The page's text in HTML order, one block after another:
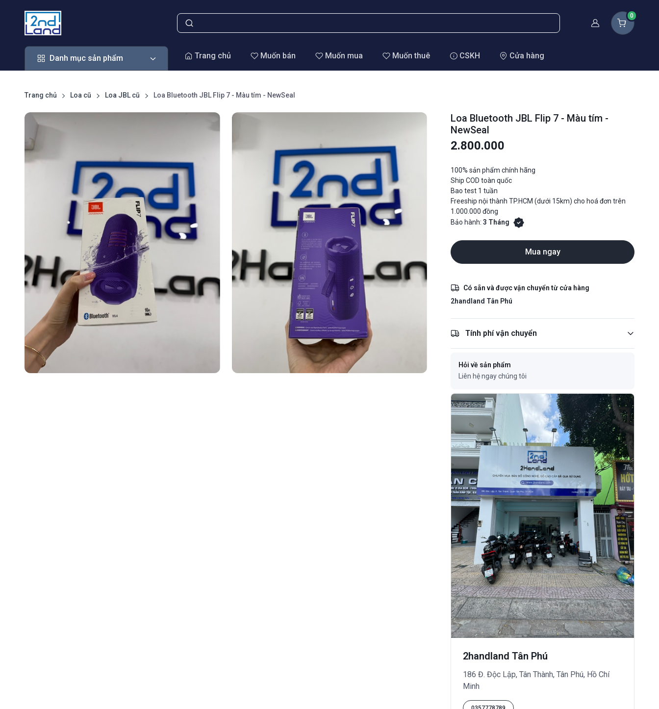
Thành viên
0
Danh mục sản phẩm
Danh mục sản phẩm Trang chủ Muốn bán Muốn mua Muốn thuê CSKH Cửa hàng
Trang chủ Loa cũ Loa JBL cũ Loa Bluetooth JBL Flip 7 - Màu tím - NewSeal
Loa Bluetooth JBL Flip 7 - Màu tím -
NewSeal
2.800.000
100% sản phẩm chính hãng
Ship COD toàn quốc
Bao test 1 tuần
Freeship nội thành TP.HCM (dưới 15km) cho hoá đơn trên
1.000.000 đồng
Bảo hành:3 Tháng
Mua ngay
Có sẵn và được vận chuyển từ cửa hàng
2handland Tân Phú
Tính phí vận chuyển
Hỏi về sản phẩm
Liên hệ ngay chúng tôi
2handland Tân Phú
186 Đ. Độc Lập, Tân Thành, Tân Phú, Hồ Chí
Minh